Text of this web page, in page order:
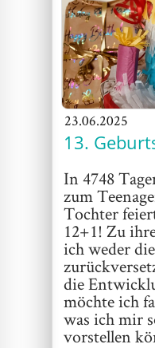
23.06.2025
13.
In 4748
zum
Tochter
12+1! Zu
ich weder
die
möchte ich
was ich mir
vorstellen